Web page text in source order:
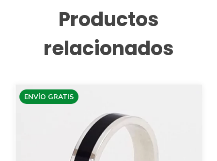
Productos
relacionados
ENVÍO GRATIS